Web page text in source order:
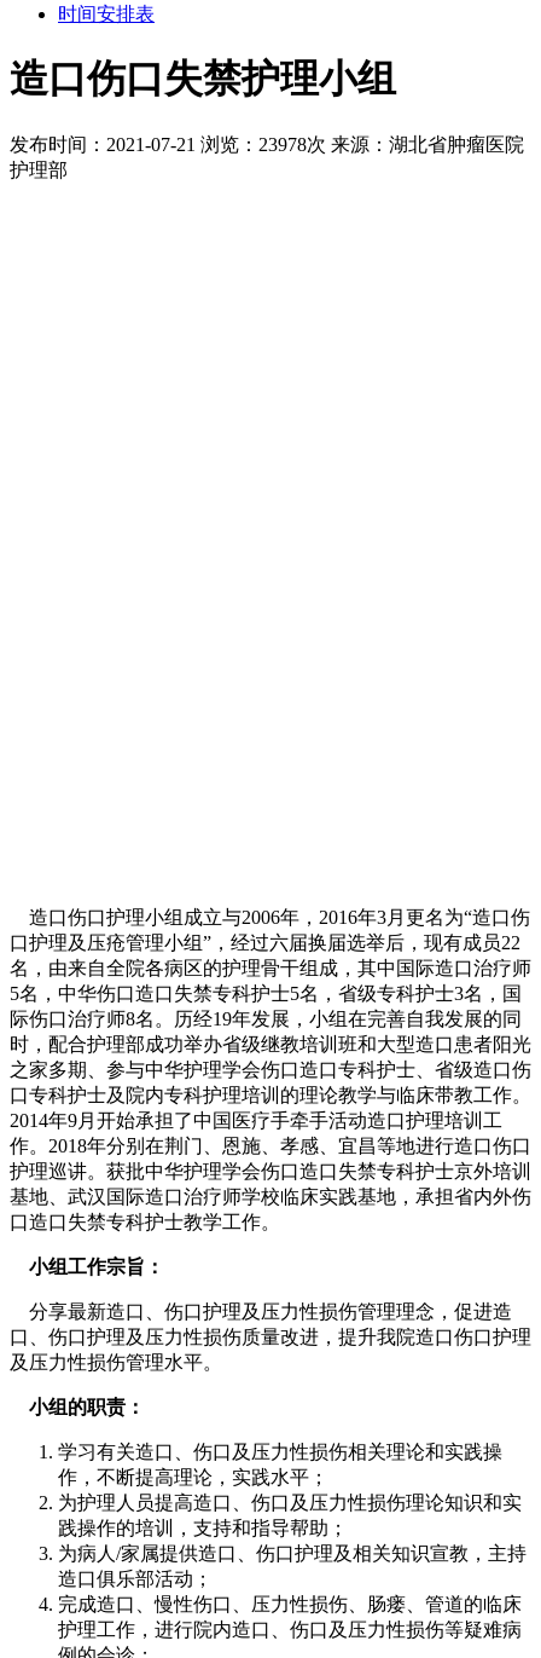
时间安排表
造口伤口失禁护理小组
发布时间：2021-07-21 浏览：23978次 来源：湖北省肿瘤医院
护理部
造口伤口护理小组成立与2006年，2016年3月更名为“造口伤
口护理及压疮管理小组”，经过六届换届选举后，现有成员22
名，由来自全院各病区的护理骨干组成，其中国际造口治疗师
5名，中华伤口造口失禁专科护士5名，省级专科护士3名，国
际伤口治疗师8名。历经19年发展，小组在完善自我发展的同
时，配合护理部成功举办省级继教培训班和大型造口患者阳光
之家多期、参与中华护理学会伤口造口专科护士、省级造口伤
口专科护士及院内专科护理培训的理论教学与临床带教工作。
2014年9月开始承担了中国医疗手牵手活动造口护理培训工
作。2018年分别在荆门、恩施、孝感、宜昌等地进行造口伤口
护理巡讲。获批中华护理学会伤口造口失禁专科护士京外培训
基地、武汉国际造口治疗师学校临床实践基地，承担省内外伤
口造口失禁专科护士教学工作。
小组工作宗旨：
分享最新造口、伤口护理及压力性损伤管理理念，促进造
口、伤口护理及压力性损伤质量改进，提升我院造口伤口护理
及压力性损伤管理水平。
小组的职责：
学习有关造口、伤口及压力性损伤相关理论和实践操
作，不断提高理论，实践水平；
为护理人员提高造口、伤口及压力性损伤理论知识和实
践操作的培训，支持和指导帮助；
为病人/家属提供造口、伤口护理及相关知识宣教，主持
造口俱乐部活动；
完成造口、慢性伤口、压力性损伤、肠瘘、管道的临床
护理工作，进行院内造口、伤口及压力性损伤等疑难病